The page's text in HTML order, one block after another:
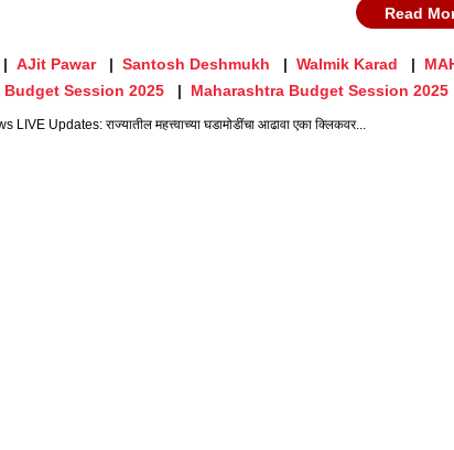
Read
AJit Pawar Santosh Deshmukh Walmik Karad
Budget Session 2025 Maharashtra Budget Session 2025
Updates: राज्यातील महत्त्वाच्या घडामोडींचा आढावा एका क्लिकवर...